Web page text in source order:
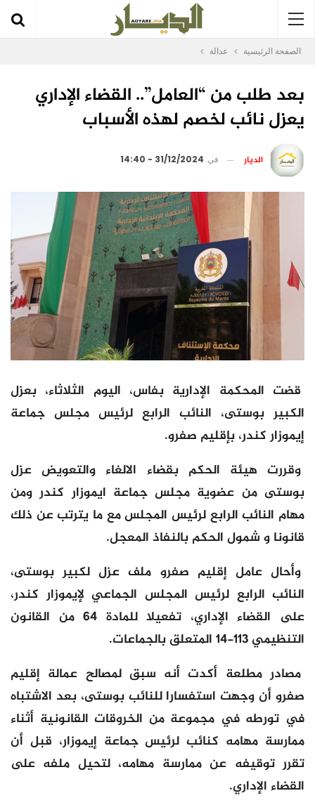
الصفحة الرئيسية عدالة
بعد طلب من “العامل”.. القضاء الإداري
يعزل نائب لخصم لهذه الأسباب
الديار في 31/12/2024 - 14:40
قضت المحكمة الإدارية بفاس، اليوم الثلاثاء، بعزل
الكبير بوستى، النائب الرابع لرئيس مجلس جماعة
إيموزار كندر، بإقليم صفرو.
وقررت هيئة الحكم بقضاء الالغاء والتعويض عزل
بوستى من عضوية مجلس جماعة ايموزار كندر ومن
مهام النائب الرابع لرئيس المجلس مع ما يترتب عن ذلك
قانونا و شمول الحكم بالنفاذ المعجل.
وأحال عامل إقليم صفرو ملف عزل لكبير بوستى،
النائب الرابع لرئيس المجلس الجماعي لإيموزار كندر،
على القضاء الإداري، تفعيلا للمادة 64 من القانون
التنظيمي 113-14 المتعلق بالجماعات.
مصادر مطلعة أكدت أنه سبق لمصالح عمالة إقليم
صفرو أن وجهت استفسارا للنائب بوستى، بعد الاشتباه
في تورطه في مجموعة من الخروقات القانونية أثناء
ممارسة مهامه كنائب لرئيس جماعة إيموزار، قبل أن
تقرر توقيفه عن ممارسة مهامه، لتحيل ملفه على
القضاء الإداري.